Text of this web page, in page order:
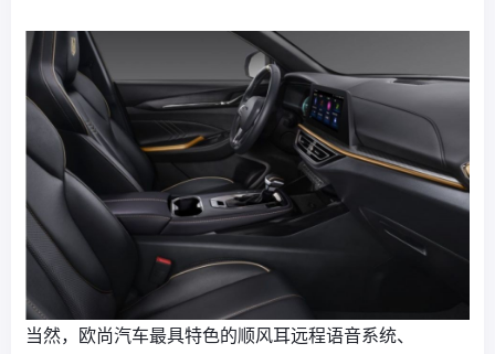
当然，欧尚汽车最具特色的顺风耳远程语音系统、